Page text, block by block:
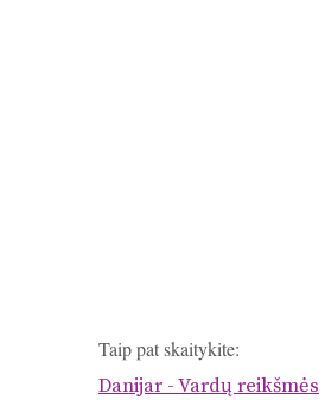
Taip pat skaitykite:
Danijar - Vardų reikšmės